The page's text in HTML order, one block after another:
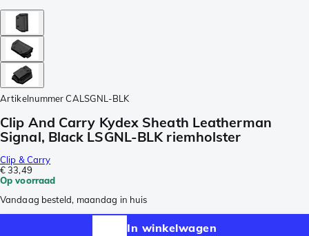
Artikelnummer CALSGNL-BLK
Clip And Carry Kydex Sheath Leatherman
Signal, Black LSGNL-BLK riemholster
Clip & Carry
€ 33,49
Op voorraad
Vandaag besteld, maandag in huis
In winkelwagen